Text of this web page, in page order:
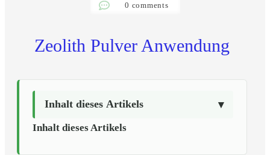
0 comments
Zeolith Pulver Anwendung
Inhalt dieses Artikels
Inhalt dieses Artikels